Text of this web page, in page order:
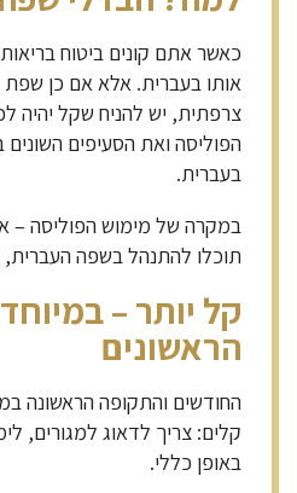
כאשר אתם קונים ביטוח
אותו בעברית. אלא אם כן
צרפתית, יש להניח שקל יהיה
הפוליסה ואת הסעיפים
בעברית.
במקרה של מימוש הפוליסה –
תוכלו להתנהל בשפה
קל יותר –
הראשונים
החודשים והתקופה הראשונה
קלים: צריך לדאוג למגורים,
באופן כללי.